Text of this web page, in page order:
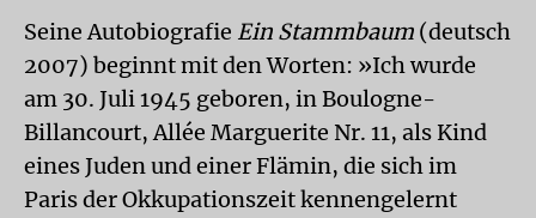
Seine Autobiografie Ein Stammbaum (deutsch
2007) beginnt mit den Worten: »Ich wurde
am 30. Juli 1945 geboren, in Boulogne-
Billancourt, Allée Marguerite Nr. 11, als Kind
eines Juden und einer Flämin, die sich im
Paris der Okkupationszeit kennen­gelernt